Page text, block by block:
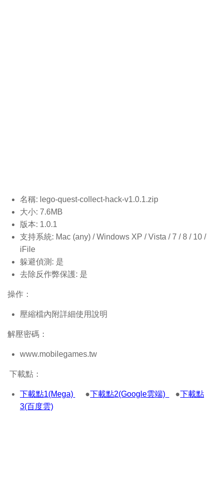
名稱: lego-quest-collect-hack-v1.0.1.zip
大小: 7.6MB
版本: 1.0.1
支持系統: Mac (any) / Windows XP / Vista / 7 / 8 / 10 /
iFile
躲避偵測: 是
去除反作弊保護: 是
操作：
壓縮檔內附詳細使用說明
解壓密碼：
www.mobilegames.tw
下載點：
下載點1(Mega) ●下載點2(Google雲端) ●下載點
3(百度雲)